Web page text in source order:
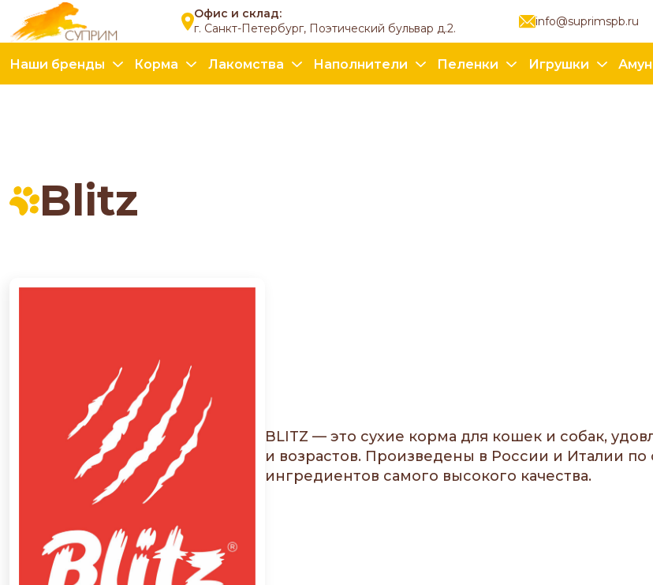
Офис и склад:
г. Санкт-Петербург, Поэтический бульвар д.2.
info@suprimspb.ru
Наши бренды Корма Лакомства Наполнители Пеленки Игрушки
Blitz
BLITZ — это сухие корма для кошек и собак,
и возрастов. Произведены в России и Италии
ингредиентов самого высокого качества.